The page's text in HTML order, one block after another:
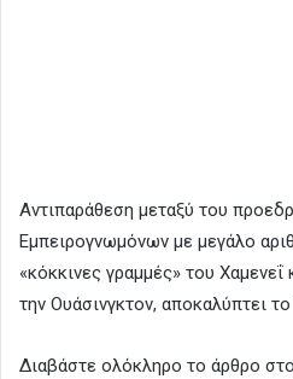
Αντιπαράθεση μεταξύ του
Εμπειρογνωμόνων με μεγάλο
«κόκκινες γραμμές» του Χαμενεΐ
την Ουάσινγκτον, αποκαλύπτει
Διαβάστε ολόκληρο το άρθρο στο